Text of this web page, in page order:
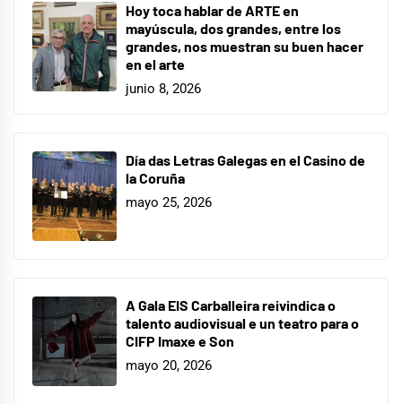
Hoy toca hablar de ARTE en
mayúscula, dos grandes, entre los
grandes, nos muestran su buen hacer
en el arte
junio 8, 2026
Día das Letras Galegas en el Casino de
la Coruña
mayo 25, 2026
A Gala EIS Carballeira reivindica o
talento audiovisual e un teatro para o
CIFP Imaxe e Son
mayo 20, 2026